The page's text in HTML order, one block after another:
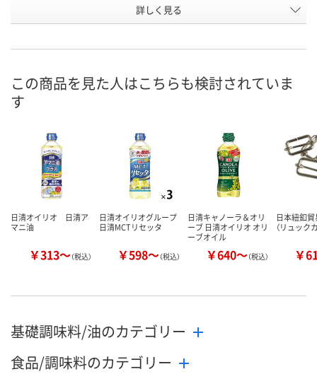
AKE6806 AKE6795
8月9日（日）
カゴへ カ
詳しく見る
この商品を見た人はこちらも検討されていま
す
日清オイリオ 日清ア
マニ油
￥313～（税込）
日清オイリオグループ
日清MCTリセッタ
￥598～（税込）
日清キャノーラ＆オリ
ーブ 日清オイリオ オリ
ーブオイル
￥640～（税込）
日本紐釦
（リュック
￥
基礎調味料/油のカテゴリー
食品/調味料のカテゴリー